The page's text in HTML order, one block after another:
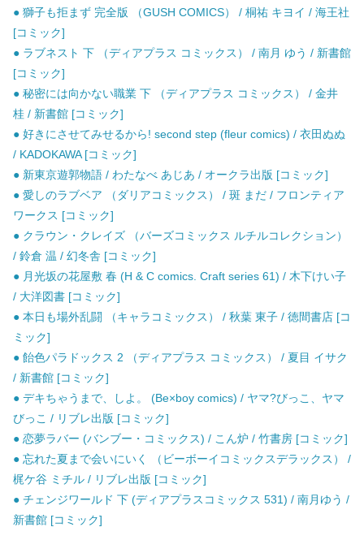
● 獅子も拒まず 完全版 （GUSH COMICS） / 桐祐 キヨイ / 海王社
[コミック]
● ラブネスト 下 （ディアプラス コミックス） / 南月 ゆう / 新書館
[コミック]
● 秘密には向かない職業 下 （ディアプラス コミックス） / 金井
桂 / 新書館 [コミック]
● 好きにさせてみせるから! second step (fleur comics) / 衣田ぬぬ
/ KADOKAWA [コミック]
● 新東京遊郭物語 / わたなべ あじあ / オークラ出版 [コミック]
● 愛しのラブベア （ダリアコミックス） / 斑 まだ / フロンティア
ワークス [コミック]
● クラウン・クレイズ （バーズコミックス ルチルコレクション）
/ 鈴倉 温 / 幻冬舎 [コミック]
● 月光坂の花屋敷 春 (H & C comics. Craft series 61) / 木下けい子
/ 大洋図書 [コミック]
● 本日も場外乱闘 （キャラコミックス） / 秋葉 東子 / 徳間書店 [コ
ミック]
● 飴色パラドックス 2 （ディアプラス コミックス） / 夏目 イサク
/ 新書館 [コミック]
● デキちゃうまで、しよ。 (Be×boy comics) / ヤマ?びっこ、ヤマ
びっこ / リブレ出版 [コミック]
● 恋夢ラバー (バンブー・コミックス) / こん炉 / 竹書房 [コミック]
● 忘れた夏まで会いにいく （ビーボーイコミックスデラックス） /
梶ケ谷 ミチル / リブレ出版 [コミック]
● チェンジワールド 下 (ディアプラスコミックス 531) / 南月ゆう /
新書館 [コミック]